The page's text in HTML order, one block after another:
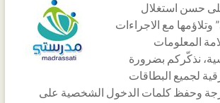
حسن استغلال
مع الاجراءات
المعلومات
نذكّركم بضرورة
لجميع البطاقات
وحفظ كلمات الدخول الشخصية على